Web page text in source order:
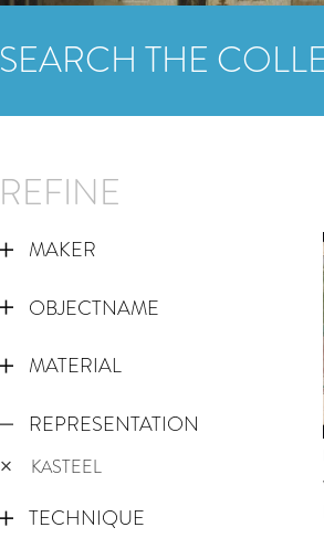
SEARCH THE
REFINE
MAKER
OBJECTNAME
MATERIAL
REPRESENTATION
KASTEEL
TECHNIQUE